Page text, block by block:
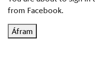
from Facebook.
Áfram